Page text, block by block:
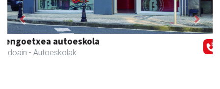
Arruti gozotegia
Andoain - Gozotegiak
Previous Next